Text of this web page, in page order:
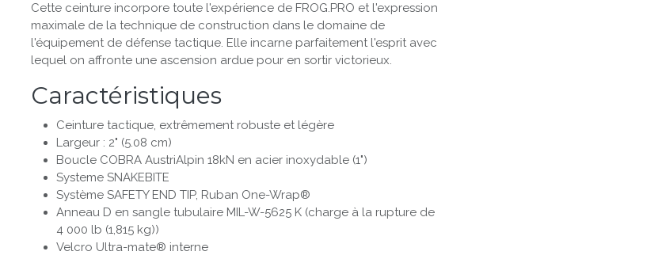
Cette ceinture incorpore toute l'expérience de FROG.PRO et l'expression
maximale de la technique de construction dans le domaine de
l'équipement de défense tactique. Elle incarne parfaitement l'esprit avec
lequel on affronte une ascension ardue pour en sortir victorieux.
Caractéristiques
Ceinture tactique, extrêmement robuste et légère
Largeur : 2" (5.08 cm)
Boucle COBRA AustriAlpin 18kN en acier inoxydable (1")
Systeme SNAKEBITE
Système SAFETY END TIP, Ruban One-Wrap®
Anneau D en sangle tubulaire MIL-W-5625 K (charge à la rupture de
4 000 lb (1,815 kg))
Velcro Ultra-mate® interne